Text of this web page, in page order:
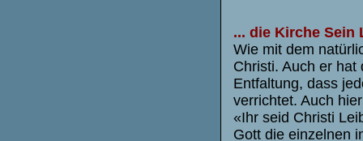
... die Kirche Sein
Wie mit dem
Christi. Auch er
Entfaltung, dass
verrichtet. Auch
«Ihr seid Christi
Gott die einzelnen